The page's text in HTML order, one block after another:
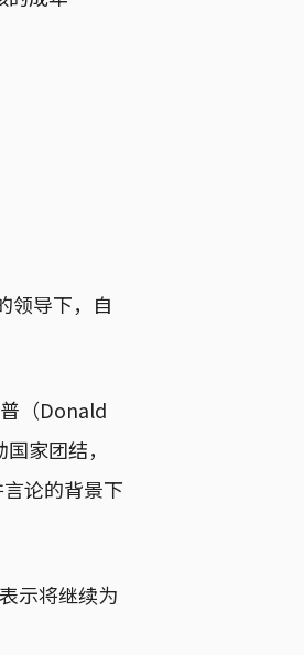
领导下，自
（Donald
家团结，
论的背景下
示将继续为